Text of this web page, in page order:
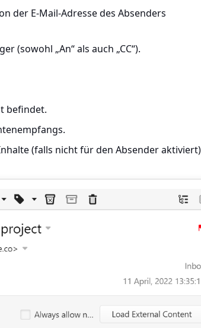
der E-Mail-Adresse des Absenders
(sowohl „An“ als auch „CC“).
befindet.
(falls nicht für den Absender